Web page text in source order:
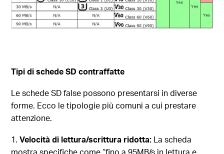
Tipi di schede SD contraffatte
Le schede SD false possono presentarsi in diverse
forme. Ecco le tipologie più comuni a cui prestare
attenzione.
Velocità di lettura/scrittura ridotta: La scheda